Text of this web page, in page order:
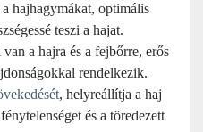
hajhagymákat, optimális
teszi a hajat.
a hajra és a fejbőrre, erős
rendelkezik.
, helyreállítja a haj
és a töredezett